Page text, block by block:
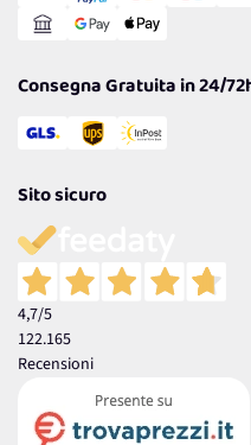
Consegna Gratuita in 24/
Sito sicuro
4,7/5
122.165
Recensioni